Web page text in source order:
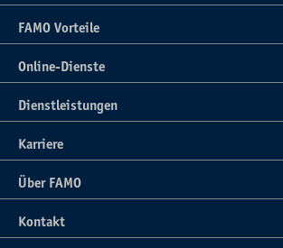
FAMO Vorteile
Online-Dienste
Dienstleistungen
Karriere
Über FAMO
Kontakt